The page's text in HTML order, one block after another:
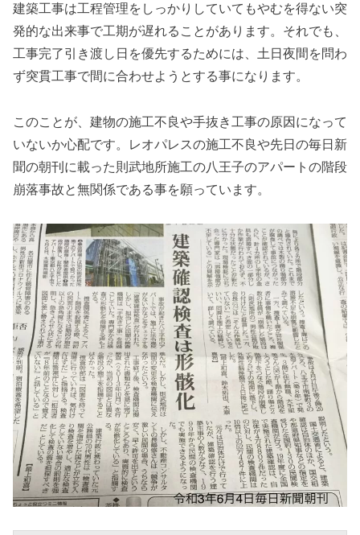
建築工事は工程管理をしっかりしていてもやむを得ない突
発的な出来事で工期が遅れることがあります。それでも、
工事完了引き渡し日を優先するためには、土日夜間を問わ
ず突貫工事で間に合わせようとする事になります。
このことが、建物の施工不良や手抜き工事の原因になって
いないか心配です。レオパレスの施工不良や先日の毎日新
聞の朝刊に載った則武地所施工の八王子のアパートの階段
崩落事故と無関係である事を願っています。